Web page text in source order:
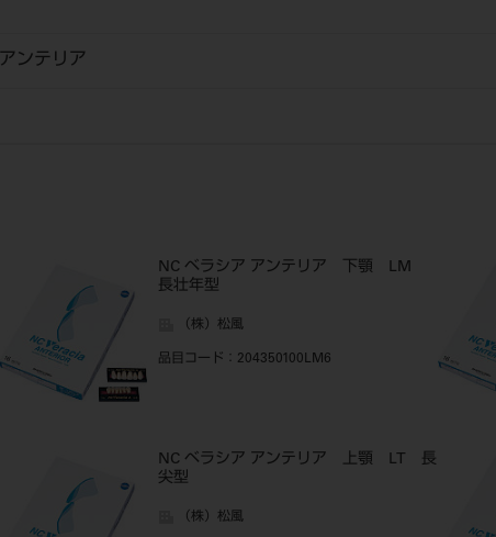
ンテリア
NC ベラシア アンテリア 下顎 LM
長壮年型
（株）松風
品目コード ：204350100LM6
NC ベラシア アンテリア 上顎 LT 長
尖型
（株）松風